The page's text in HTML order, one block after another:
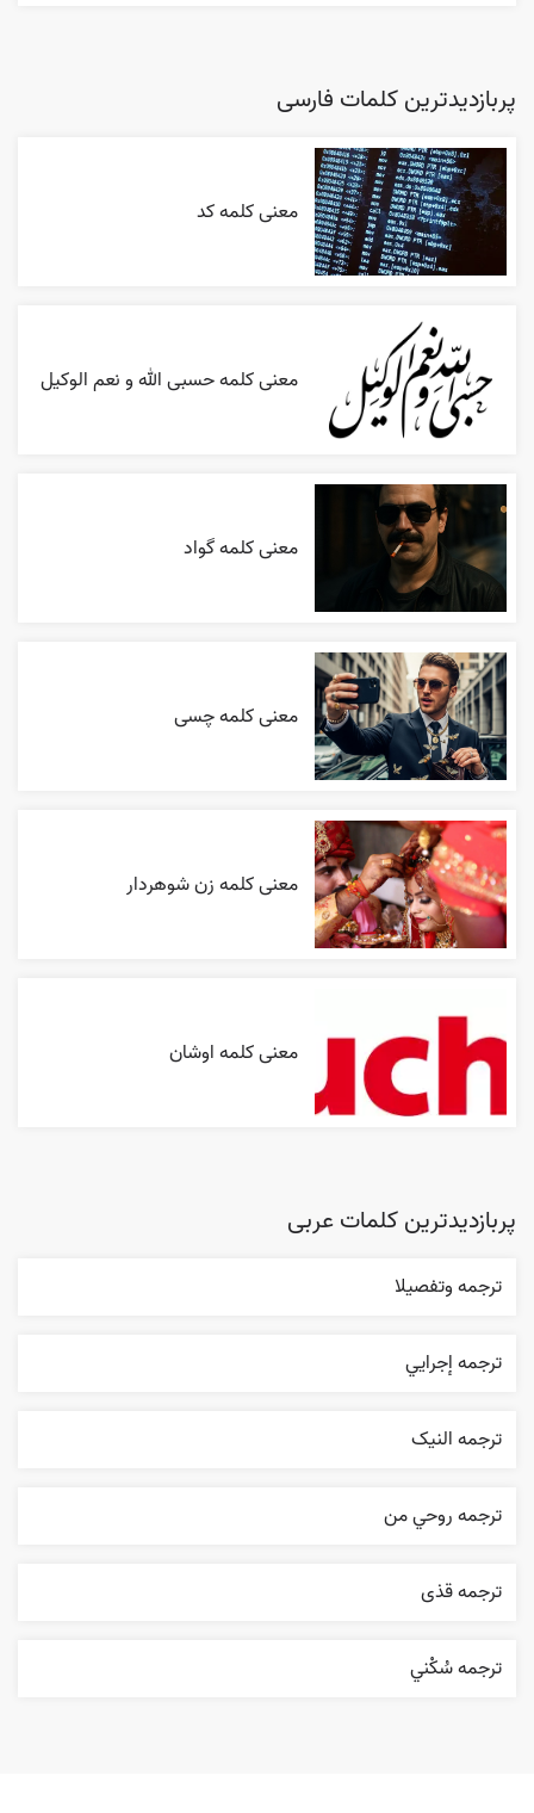
پربازدیدترین کلمات فارسی
معنی کلمه کد
معنی کلمه حسبی الله و نعم الوکیل
معنی کلمه گواد
معنی کلمه چسی
معنی کلمه زن شوهردار
معنی کلمه اوشان
پربازدیدترین کلمات عربی
ترجمه وتفصيلا
ترجمه إجرایي
ترجمه النیک
ترجمه روحي من
ترجمه قذی
ترجمه سُکْني